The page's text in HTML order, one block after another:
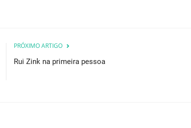
PRÓXIMO ARTIGO
Rui Zink na primeira pessoa